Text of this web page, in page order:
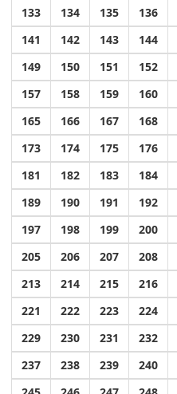
133
134 135 136
141
142 143 144
149
150 151 152
157
158 159 160
165
166 167 168
173
174 175 176
181
182 183 184
189
190 191 192
197
198 199 200
205
206 207 208
213
214 215 216
221
222 223 224
229
230 231 232
237
238 239 240